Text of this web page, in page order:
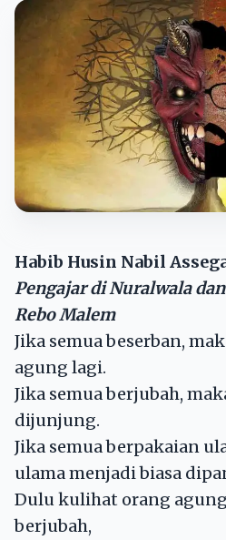
Habib Husin Nabil
Pengajar di Nuralwala
Rebo Malem
Jika semua beserban,
agung lagi.
Jika semua berjubah,
dijunjung.
Jika semua berpakaian
ulama menjadi biasa
Dulu kulihat orang
berjubah,